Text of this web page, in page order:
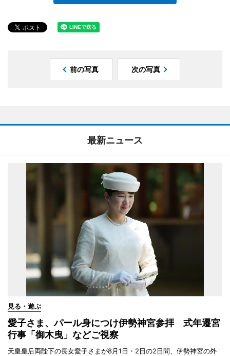
前の写真 次の写真
最新ニュース
見る・遊ぶ
愛子さま、パール身につけ伊勢神宮参拝 式年遷宮
行事「御木曳」などご視察
天皇皇后両陛下の長女愛子さまが8月1日・2日の2日間、伊勢神宮の外